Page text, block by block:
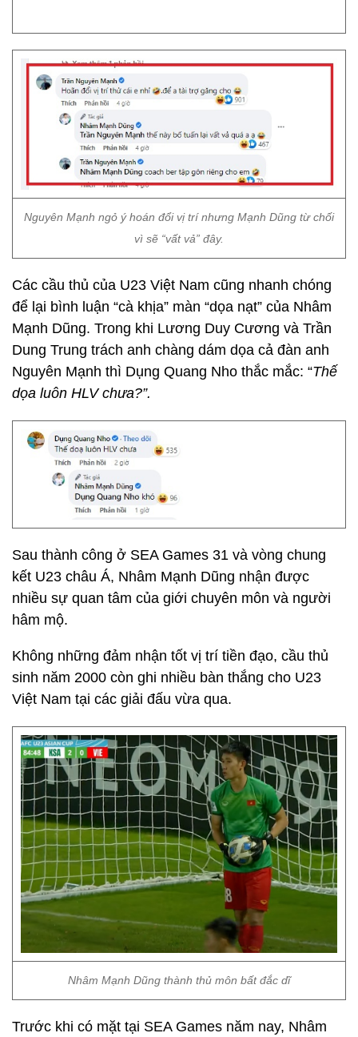
Nguyên Mạnh ngỏ ý hoán đổi vị trí nhưng Mạnh Dũng từ chối
vì sẽ “vất vả” đây.
Các cầu thủ của U23 Việt Nam cũng nhanh chóng
để lại bình luận “cà khịa” màn “dọa nạt” của Nhâm
Mạnh Dũng. Trong khi Lương Duy Cương và Trần
Dung Trung trách anh chàng dám dọa cả đàn anh
Nguyên Mạnh thì Dụng Quang Nho thắc mắc: “Thế
dọa luôn HLV chưa?”.
Sau thành công ở SEA Games 31 và vòng chung
kết U23 châu Á, Nhâm Mạnh Dũng nhận được
nhiều sự quan tâm của giới chuyên môn và người
hâm mộ.
Không những đảm nhận tốt vị trí tiền đạo, cầu thủ
sinh năm 2000 còn ghi nhiều bàn thắng cho U23
Việt Nam tại các giải đấu vừa qua.
Nhâm Mạnh Dũng thành thủ môn bất đắc dĩ
Trước khi có mặt tại SEA Games năm nay, Nhâm